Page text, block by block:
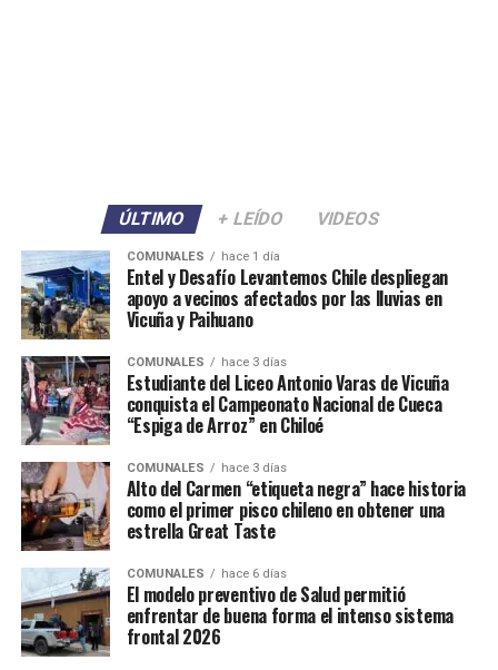
ÚLTIMO + LEÍDO VIDEOS
COMUNALES hace 1 día
Entel y Desafío Levantemos Chile despliegan
apoyo a vecinos afectados por las lluvias en
Vicuña y Paihuano
COMUNALES hace 3 días
Estudiante del Liceo Antonio Varas de Vicuña
conquista el Campeonato Nacional de Cueca
“Espiga de Arroz” en Chiloé
COMUNALES hace 3 días
Alto del Carmen “etiqueta negra” hace historia
como el primer pisco chileno en obtener una
estrella Great Taste
COMUNALES hace 6 días
El modelo preventivo de Salud permitió
enfrentar de buena forma el intenso sistema
frontal 2026